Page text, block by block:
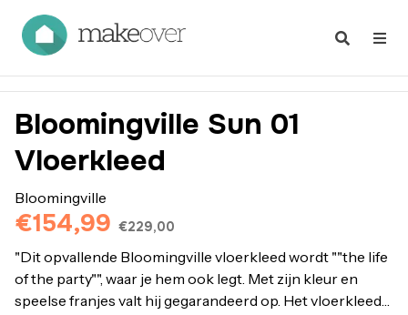
Bloomingville Sun 01
Vloerkleed
Bloomingville
€154,99 €229,00
"Dit opvallende Bloomingville vloerkleed wordt ""the life
of the party"", waar je hem ook legt. Met zijn kleur en
speelse franjes valt hij gegarandeerd op. Het vloerkleed